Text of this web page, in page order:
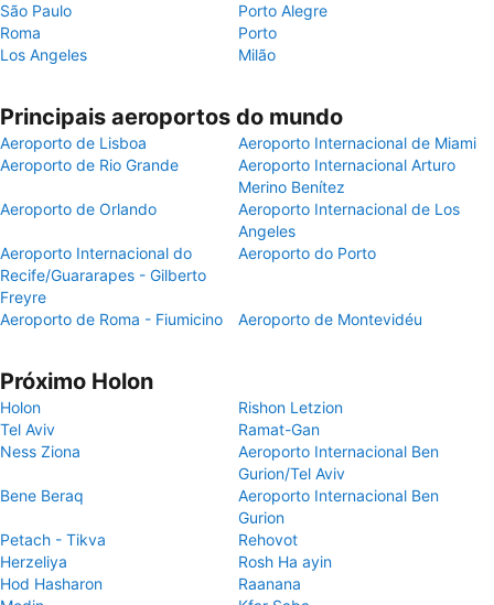
São Paulo
Porto Alegre
Roma
Porto
Los Angeles
Milão
Principais aeroportos do mundo
Aeroporto de Lisboa
Aeroporto Internacional de Miami
Aeroporto de Rio Grande
Aeroporto Internacional Arturo
Merino Benítez
Aeroporto de Orlando
Aeroporto Internacional de Los
Angeles
Aeroporto Internacional do
Recife/Guararapes - Gilberto
Freyre
Aeroporto do Porto
Aeroporto de Roma - Fiumicino Aeroporto de Montevidéu
Próximo Holon
Holon
Rishon Letzion
Tel Aviv
Ramat-Gan
Ness Ziona
Aeroporto Internacional Ben
Gurion/Tel Aviv
Bene Beraq
Aeroporto Internacional Ben
Gurion
Petach - Tikva
Rehovot
Herzeliya
Rosh Ha ayin
Hod Hasharon
Raanana